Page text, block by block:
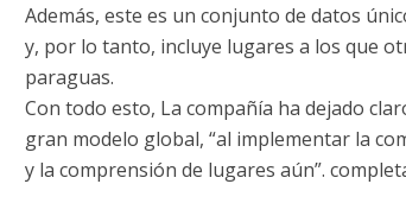
Además, este es un conjunto de datos
y, por lo tanto, incluye lugares a los que
paraguas.
Con todo esto, La compañía ha dejado
gran modelo global, “al implementar la
y la comprensión de lugares aún”.